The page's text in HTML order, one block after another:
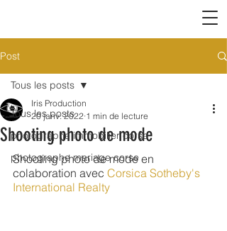
Post
Tous les posts
photographe immobilier corse
photographe mariage corse
Tous les posts
Shooting photo de mode
Iris Production
20 janv. 2022 1 min de lecture
Shooting photo de mode en
colaboration avec Corsica Sotheby's
International Realty